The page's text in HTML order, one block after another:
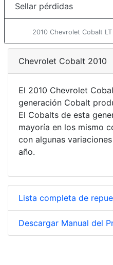
Sellar pérdidas
2010 Chevrolet Cobalt
Chevrolet Cobalt 2010
El 2010 Chevrolet
generación Cobalt
El Cobalts de esta
mayoría en los mismo
con algunas
año.
Lista completa de
Descargar Manual del